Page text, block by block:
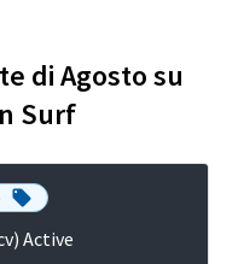
di Agosto su
Surf
Active